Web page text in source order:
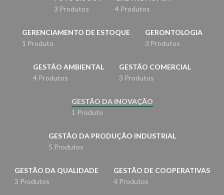
3 Produtos
4 Produtos
GERENCIAMENTO DE ESTOQUE
1 Produto
GERONTOLOGIA
3 Produtos
GESTÃO AMBIENTAL
4 Produtos
GESTÃO COMERCIAL
3 Produtos
GESTÃO DA INOVAÇÃO
1 Produto
GESTÃO DA PRODUÇÃO INDUSTRIAL
5 Produtos
GESTÃO DA QUALIDADE
3 Produtos
GESTÃO DE COOPERATIVAS
4 Produtos